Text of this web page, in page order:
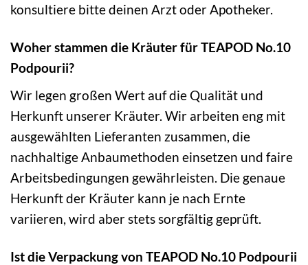
konsultiere bitte deinen Arzt oder Apotheker.
Woher stammen die Kräuter für TEAPOD No.10
Podpourii?
Wir legen großen Wert auf die Qualität und
Herkunft unserer Kräuter. Wir arbeiten eng mit
ausgewählten Lieferanten zusammen, die
nachhaltige Anbaumethoden einsetzen und faire
Arbeitsbedingungen gewährleisten. Die genaue
Herkunft der Kräuter kann je nach Ernte
variieren, wird aber stets sorgfältig geprüft.
Ist die Verpackung von TEAPOD No.10 Podpourii